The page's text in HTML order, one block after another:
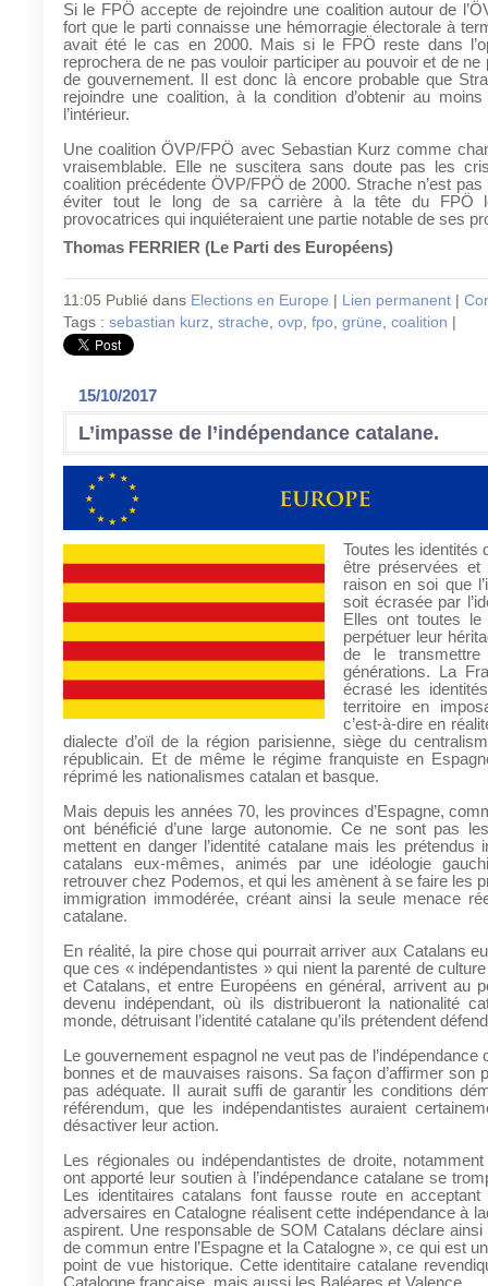
Si le FPÖ accepte de rejoindre une coalition autour de
fort que le parti connaisse une hémorragie électorale à
avait été le cas en 2000. Mais si le FPÖ reste dans
reprochera de ne pas vouloir participer au pouvoir et de ne
de gouvernement. Il est donc là encore probable que
rejoindre une coalition, à la condition d’obtenir au
l’intérieur.
Une coalition ÖVP/FPÖ avec Sebastian Kurz comme
vraisemblable. Elle ne suscitera sans doute pas les
coalition précédente ÖVP/FPÖ de 2000. Strache n’est
éviter tout le long de sa carrière à la tête du FPÖ
provocatrices qui inquiéteraient une partie notable de ses
Thomas FERRIER (Le Parti des Européens)
11:05 Publié dans Elections en Europe Lien permanent
Tags : sebastian kurz, strache, ovp, fpo, grüne, coalition
15/10/2017
L’impasse de l’indépendance catalane.
Toutes les identités
être préservées et
raison en soi que
soit écrasée par
Elles ont toutes
perpétuer leur
de le transmettre
générations. La
écrasé les
territoire en
c’est-à-dire en
dialecte d’oïl de la région parisienne, siège du
républicain. Et de même le régime franquiste en
réprimé les nationalismes catalan et basque.
Mais depuis les années 70, les provinces d’Espagne,
ont bénéficié d’une large autonomie. Ce ne sont pas
mettent en danger l’identité catalane mais les prétendus
catalans eux-mêmes, animés par une idéologie
retrouver chez Podemos, et qui les amènent à se faire les
immigration immodérée, créant ainsi la seule menace
catalane.
En réalité, la pire chose qui pourrait arriver aux Catalans
que ces « indépendantistes » qui nient la parenté de
et Catalans, et entre Européens en général, arrivent au
devenu indépendant, où ils distribueront la nationalité
monde, détruisant l’identité catalane qu’ils prétendent
Le gouvernement espagnol ne veut pas de l’indépendance
bonnes et de mauvaises raisons. Sa façon d’affirmer son
pas adéquate. Il aurait suffi de garantir les conditions
référendum, que les indépendantistes auraient
désactiver leur action.
Les régionales ou indépendantistes de droite,
ont apporté leur soutien à l’indépendance catalane se
Les identitaires catalans font fausse route en
adversaires en Catalogne réalisent cette indépendance à
aspirent. Une responsable de SOM Catalans déclare ainsi
de commun entre l’Espagne et la Catalogne », ce qui est
point de vue historique. Cette identitaire catalane